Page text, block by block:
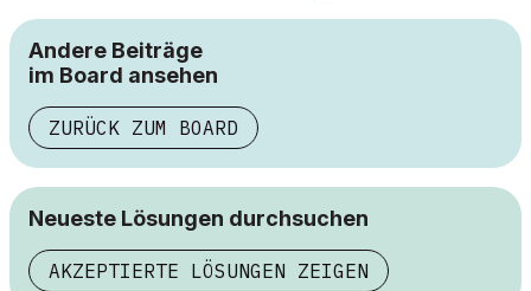
Andere Beiträge
im Board ansehen
ZURÜCK ZUM BOARD
Neueste Lösungen durchsuchen
AKZEPTIERTE LÖSUNGEN ZEIGEN